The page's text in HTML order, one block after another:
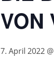
VON
7. April 2022